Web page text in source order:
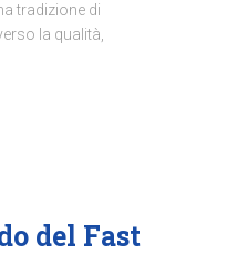
tradizione di
la qualità,
del Fast